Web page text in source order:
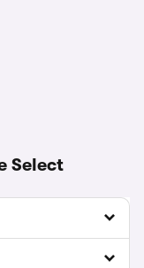
Select